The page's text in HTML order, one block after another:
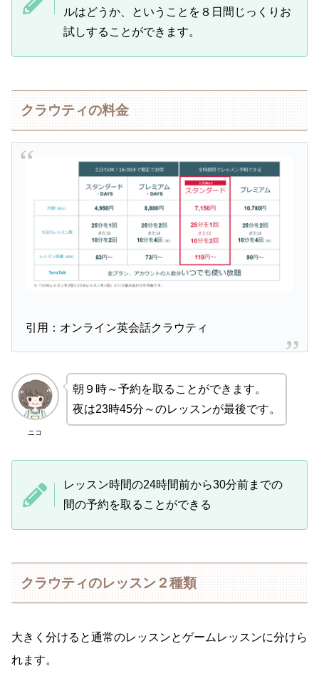
ルはどうか、ということを８日間じっくりお
試しすることができます。
クラウティの料金
引用：オンライン英会話クラウティ
ニコ
朝９時～予約を取ることができます。
夜は23時45分～のレッスンが最後です。
レッスン時間の24時間前から30分前までの
間の予約を取ることができる
クラウティのレッスン２種類
大きく分けると通常のレッスンとゲームレッスンに分けら
れます。